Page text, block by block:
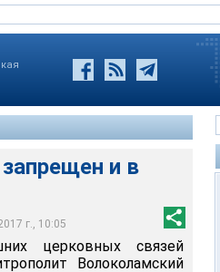
и в
г., 10:05
подобными
также
церковных связей
Волоколамский